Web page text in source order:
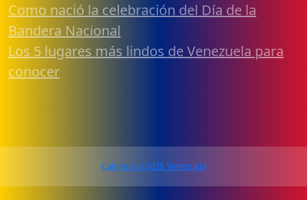
Como nació la celebración del Día de la
Bandera Nacional
Los 5 lugares más lindos de Venezuela para
conocer
Calendario 2026 Venezuela